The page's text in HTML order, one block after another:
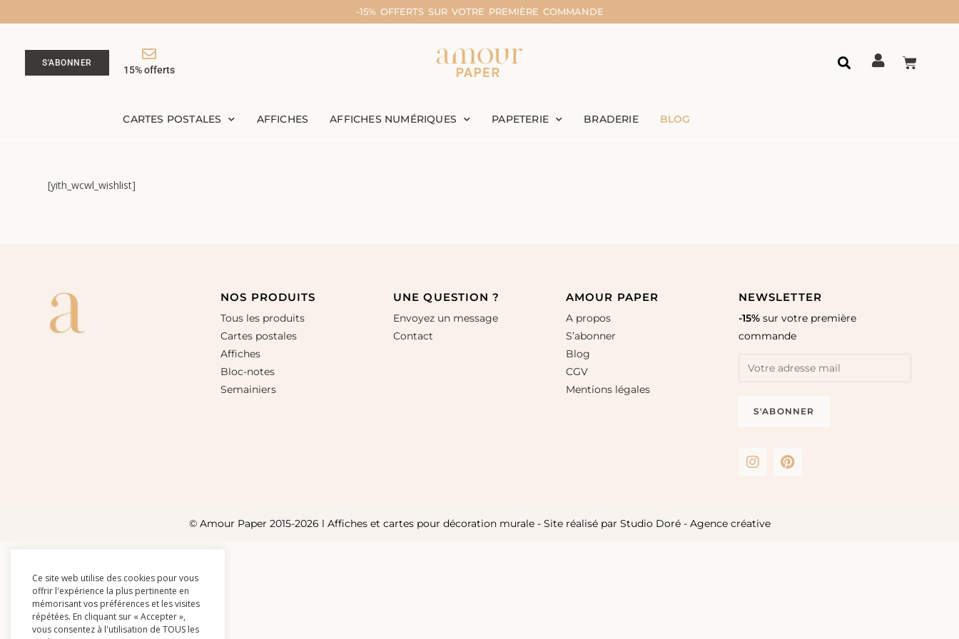
-15% OFFERTS SUR VOTRE PREMIÈRE COMMANDE
S'ABONNER
15% offerts
CARTES POSTALES AFFICHES AFFICHES NUMÉRIQUES PAPETERIE BRADERIE BLOG
[yith_wcwl_wishlist]
NOS PRODUITS
Tous les produits
Cartes postales
Affiches
Bloc-notes
Semainiers
UNE QUESTION ?
Envoyez un message
Contact
AMOUR PAPER
A propos
S’abonner
Blog
CGV
Mentions légales
NEWSLETTER
-15%sur votre première
commande
© Amour Paper 2015-2026 l Affiches et cartes pour décoration murale - Site réalisé par Studio Doré - Agence créative
Ce site web utilise des cookies pour vous
offrir l'expérience la plus pertinente en
mémorisant vos préférences et les visites
répétées. En cliquant sur « Accepter »,
vous consentez à l'utilisation de TOUS les